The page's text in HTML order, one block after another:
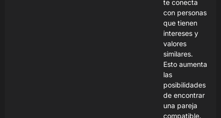
te conecta
con personas
que tienen
intereses y
valores
similares.
Esto aumenta
las
posibilidades
de encontrar
una pareja
compatible.